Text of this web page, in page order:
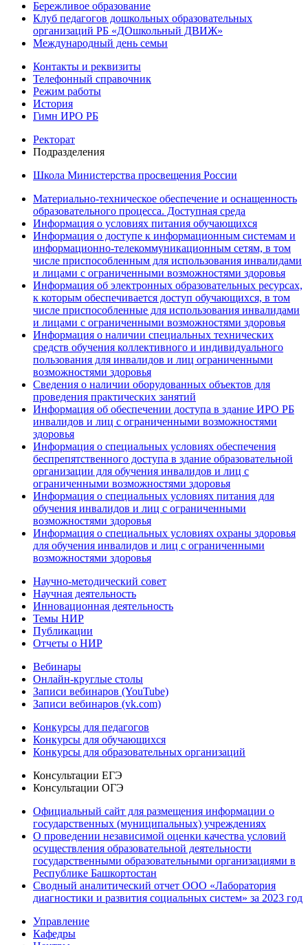
Бережливое образование
Клуб педагогов дошкольных образовательных
организаций РБ «ДОшкольный ДВИЖ»
Международный день семьи
Контакты и реквизиты
Телефонный справочник
Режим работы
История
Гимн ИРО РБ
Ректорат
Подразделения
Школа Министерства просвещения России
Материально-техническое обеспечение и оснащенность
образовательного процесса. Доступная среда
Информация о условиях питания обучающихся
Информация о доступе к информационным системам и
информационно-телекоммуникационным сетям, в том
числе приспособленным для использования инвалидами
и лицами с ограниченными возможностями здоровья
Информация об электронных образовательных ресурсах,
к которым обеспечивается доступ обучающихся, в том
числе приспособленные для использования инвалидами
и лицами с ограниченными возможностями здоровья
Информация о наличии специальных технических
средств обучения коллективного и индивидуального
пользования для инвалидов и лиц ограниченными
возможностями здоровья
Сведения о наличии оборудованных объектов для
проведения практических занятий
Информация об обеспечении доступа в здание ИРО РБ
инвалидов и лиц с ограниченными возможностями
здоровья
Информация о специальных условиях обеспечения
беспрепятственного доступа в здание образовательной
организации для обучения инвалидов и лиц с
ограниченными возможностями здоровья
Информация о специальных условиях питания для
обучения инвалидов и лиц с ограниченными
возможностями здоровья
Информация о специальных условиях охраны здоровья
для обучения инвалидов и лиц с ограниченными
возможностями здоровья
Научно-методический совет
Научная деятельность
Инновационная деятельность
Темы НИР
Публикации
Отчеты о НИР
Вебинары
Онлайн-круглые столы
Записи вебинаров (YouTube)
Записи вебинаров (vk.com)
Конкурсы для педагогов
Конкурсы для обучающихся
Конкурсы для образовательных организаций
Консультации ЕГЭ
Консультации ОГЭ
Официальный сайт для размещения информации о
государственных (муниципальных) учреждениях
О проведении независимой оценки качества условий
осуществления образовательной деятельности
государственными образовательными организациями в
Республике Башкортостан
Сводный аналитический отчет ООО «Лаборатория
диагностики и развития социальных систем» за 2023 год
Управление
Кафедры